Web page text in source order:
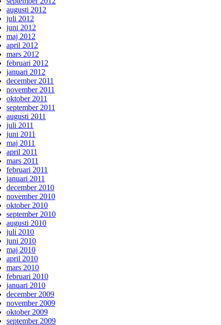
augusti 2012
juli 2012
juni 2012
maj 2012
april 2012
mars 2012
februari 2012
januari 2012
december 2011
november 2011
oktober 2011
september 2011
augusti 2011
juli 2011
juni 2011
maj 2011
april 2011
mars 2011
februari 2011
januari 2011
december 2010
november 2010
oktober 2010
september 2010
augusti 2010
juli 2010
juni 2010
maj 2010
april 2010
mars 2010
februari 2010
januari 2010
december 2009
november 2009
oktober 2009
september 2009